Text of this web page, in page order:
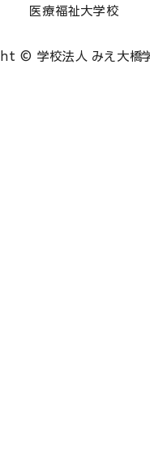
医療福祉大学校
© 学校法人 みえ大橋